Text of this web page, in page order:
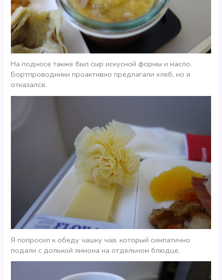
На подносе также был сыр искусной формы и масло.
Бортпроводники проактивно предлагали хлеб, но я
отказался.
Я попросил к обеду чашку чая, который симпатично
подали с долькой лимона на отдельном блюдце.